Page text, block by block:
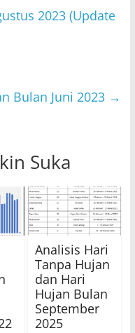
2023 (Update
Bulan Juni 2023 →
Suka
Analisis Hari
Tanpa Hujan
dan Hari
Hujan Bulan
September
2025